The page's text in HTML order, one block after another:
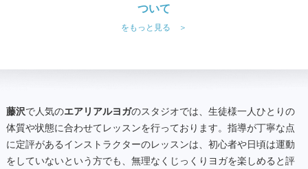
ついて
をもっと見る ＞
藤沢で人気のエアリアルヨガのスタジオでは、生徒様一人ひとりの
体質や状態に合わせてレッスンを行っております。指導が丁寧な点
に定評があるインストラクターのレッスンは、初心者や日頃は運動
をしていないという方でも、無理なくじっくりヨガを楽しめると評